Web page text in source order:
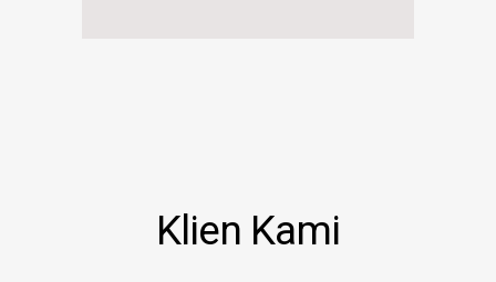
Klien Kami